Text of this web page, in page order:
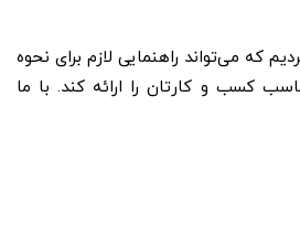
که می‌تواند راهنمایی لازم برای نحوه
کسب و کارتان را ارائه کند. با ما